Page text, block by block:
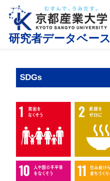
研究者データベー
SDGs